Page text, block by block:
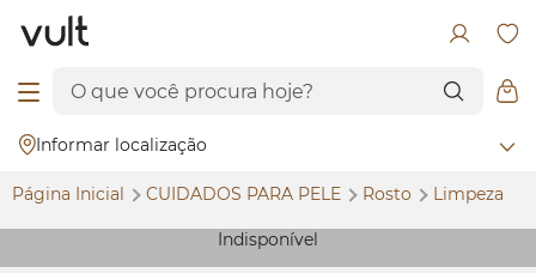
Informar localização
Página Inicial CUIDADOS PARA PELE Rosto Limpeza
Indisponível